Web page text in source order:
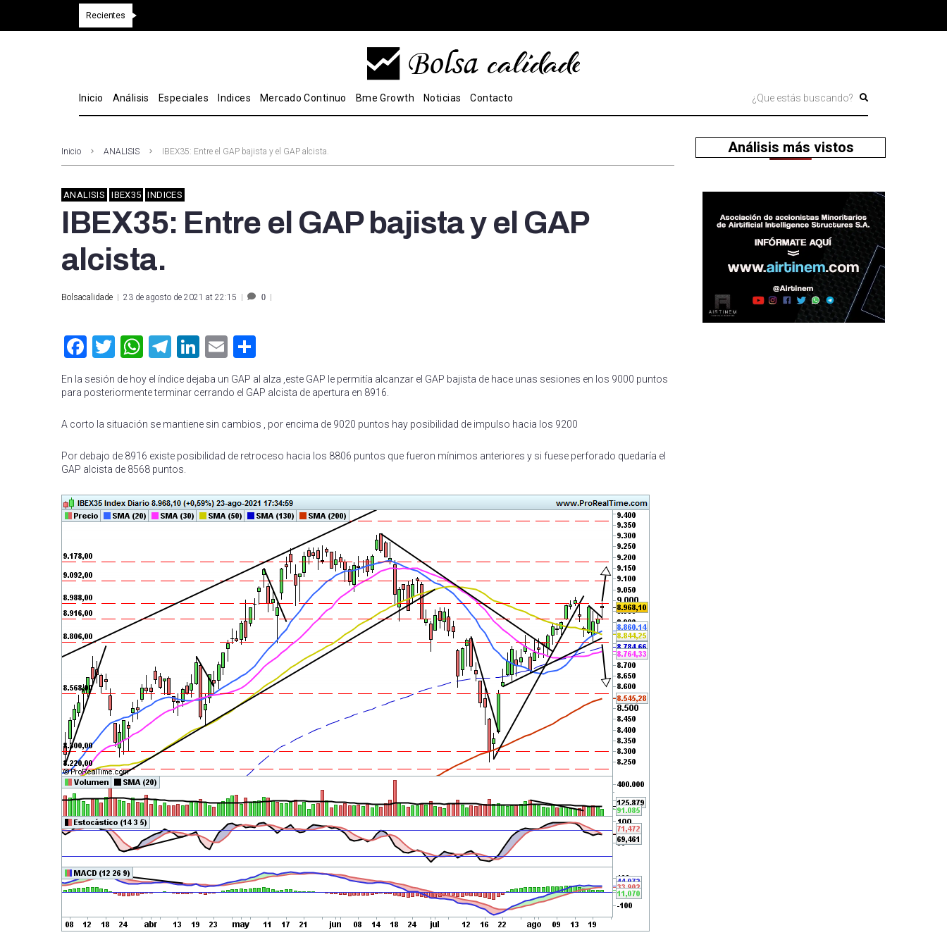
Recientes
Inicio Análisis Especiales Indices Mercado Continuo Bme Growth Noticias Contacto
Inicio ANALISIS IBEX35: Entre el GAP bajista y el GAP alcista.
ANALISIS IBEX35 INDICES
IBEX35: Entre el GAP bajista y el GAP
alcista.
Bolsacalidade 23 de agosto de 2021 at 22:15 0
Facebook
Twitter
WhatsApp
Telegram
LinkedIn
Email
En la sesión de hoy el índice dejaba un GAP al alza ,este GAP le permitía alcanzar el GAP bajista de hace unas sesiones en los 9000 puntos
para posteriormente terminar cerrando el GAP alcista de apertura en 8916.
A corto la situación se mantiene sin cambios , por encima de 9020 puntos hay posibilidad de impulso hacia los 9200
Por debajo de 8916 existe posibilidad de retroceso hacia los 8806 puntos que fueron mínimos anteriores y si fuese perforado quedaría el
GAP alcista de 8568 puntos.
Análisis más vistos